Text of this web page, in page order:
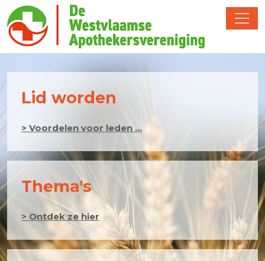
Lid worden
> Voordelen voor leden ...
Thema's
> Ontdek ze hier